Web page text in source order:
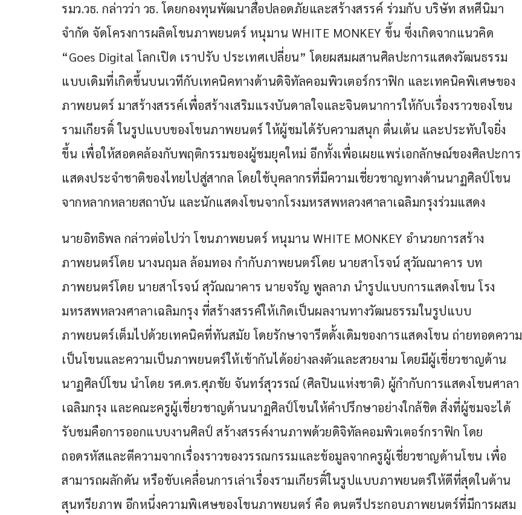
รมว.วธ. กล่าวว่า วธ. โดยกองทุนพัฒนาสื่อปลอดภัยและสร้างสรรค์ ร่วมกับ บริษัท สหศีนิมา
จำกัด จัดโครงการผลิตโขนภาพยนตร์ หนุมาน WHITE MONKEY ขึ้น ซึ่งเกิดจากแนวคิด
“Goes Digital โลกเปิด เราปรับ ประเทศเปลี่ยน” โดยผสมผสานศิลปะการแสดงวัฒนธรรม
แบบเดิมที่เกิดขึ้นบนเวทีกับเทคนิคทางด้านดิจิทัลคอมพิวเตอร์กราฟิก และเทคนิคพิเศษของ
ภาพยนตร์ มาสร้างสรรค์เพื่อสร้างเสริมแรงบันดาลใจและจินตนาการให้กับเรื่องราวของโขน
รามเกียรติ์ ในรูปแบบของโขนภาพยนตร์ ให้ผู้ชมได้รับความสนุก ตื่นเต้น และประทับใจยิ่ง
ขึ้น เพื่อให้สอดคล้องกับพฤติกรรมของผู้ชมยุคใหม่ อีกทั้งเพื่อเผยแพร่เอกลักษณ์ของศิลปะการ
แสดงประจำชาติของไทยไปสู่สากล โดยใช้บุคลากรที่มีความเชี่ยวชาญทางด้านนาฏศิลป์โขน
จากหลากหลายสถาบัน และนักแสดงโขนจากโรงมหรสพหลวงศาลาเฉลิมกรุงร่วมแสดง
นายอิทธิพล กล่าวต่อไปว่า โขนภาพยนตร์ หนุมาน WHITE MONKEY อำนวยการสร้าง
ภาพยนตร์โดย นางนฤมล ล้อมทอง กำกับภาพยนตร์โดย นายสาโรจน์ สุวัณณาคาร บท
ภาพยนตร์โดย นายสาโรจน์ สุวัณณาคาร นายจรัญ พูลลาภ นำรูปแบบการแสดงโขน โรง
มหรสพหลวงศาลาเฉลิมกรุง ที่สร้างสรรค์ให้เกิดเป็นผลงานทางวัฒนธรรมในรูปแบบ
ภาพยนตร์เต็มไปด้วยเทคนิคที่ทันสมัย โดยรักษาจารีตดั้งเดิมของการแสดงโขน ถ่ายทอดความ
เป็นโขนและความเป็นภาพยนตร์ให้เข้ากันได้อย่างลงตัวและสวยงาม โดยมีผู้เชี่ยวชาญด้าน
นาฏศิลป์โขน นำโดย รศ.ดร.ศุภชัย จันทร์สุวรรณ์ (ศิลปินแห่งชาติ) ผู้กำกับการแสดงโขนศาลา
เฉลิมกรุง และคณะครูผู้เชี่ยวชาญด้านนาฏศิลป์โขนให้คำปรึกษาอย่างใกล้ชิด สิ่งที่ผู้ชมจะได้
รับชมคือการออกแบบงานศิลป์ สร้างสรรค์งานภาพด้วยดิจิทัลคอมพิวเตอร์กราฟิก โดย
ถอดรหัสและตีความจากเรื่องราวของวรรณกรรมและข้อมูลจากครูผู้เชี่ยวชาญด้านโขน เพื่อ
สามารถผลักดัน หรือขับเคลื่อนการเล่าเรื่องรามเกียรติ์ในรูปแบบภาพยนตร์ให้ดีที่สุดในด้าน
สุนทรียภาพ อีกหนึ่งความพิเศษของโขนภาพยนตร์ คือ ดนตรีประกอบภาพยนตร์ที่มีการผสม